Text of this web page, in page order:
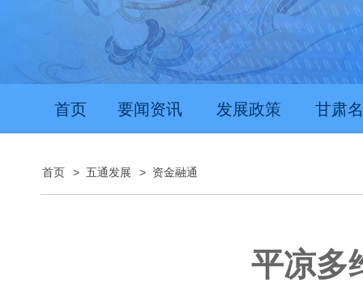
首页 要闻资讯 发展政策 甘肃
首页 > 五通发展 > 资金融通
平凉多